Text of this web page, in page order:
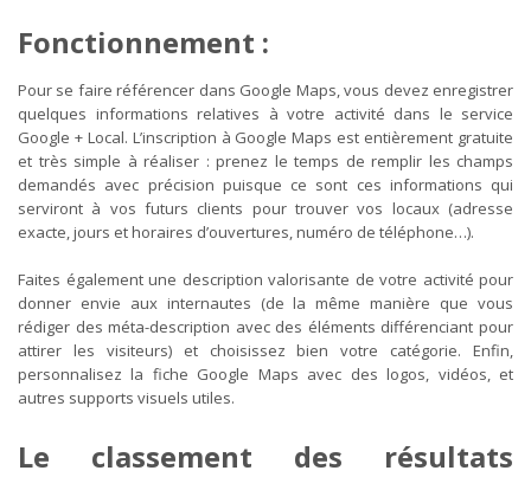
Fonctionnement :
Pour se faire référencer dans Google Maps, vous devez enregistrer
quelques informations relatives à votre activité dans le service
Google + Local. L’inscription à Google Maps est entièrement gratuite
et très simple à réaliser : prenez le temps de remplir les champs
demandés avec précision puisque ce sont ces informations qui
serviront à vos futurs clients pour trouver vos locaux (adresse
exacte, jours et horaires d’ouvertures, numéro de téléphone…).
Faites également une description valorisante de votre activité pour
donner envie aux internautes (de la même manière que vous
rédiger des méta-description avec des éléments différenciant pour
attirer les visiteurs) et choisissez bien votre catégorie. Enfin,
personnalisez la fiche Google Maps avec des logos, vidéos, et
autres supports visuels utiles.
Le classement des résultats